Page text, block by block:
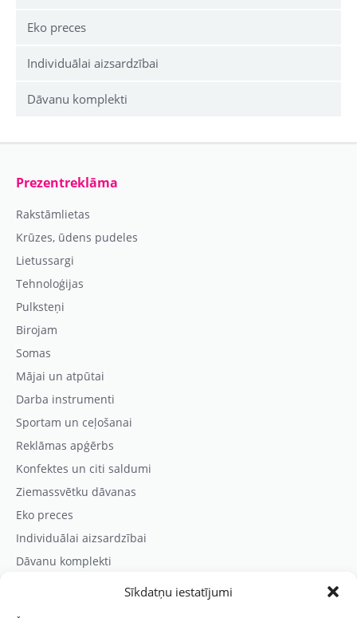
Sīkdatņu iestatījumi
Eko preces
Individuālai aizsardzībai
Dāvanu komplekti
Prezentreklāma
Rakstāmlietas
Krūzes, ūdens pudeles
Lietussargi
Tehnoloģijas
Pulksteņi
Birojam
Somas
Mājai un atpūtai
Darba instrumenti
Sportam un ceļošanai
Reklāmas apģērbs
Konfektes un citi saldumi
Ziemassvētku dāvanas
Eko preces
Individuālai aizsardzībai
Dāvanu komplekti
Kontaktinformācija